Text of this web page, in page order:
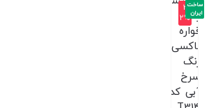
-3
2%
ساخت
ایران